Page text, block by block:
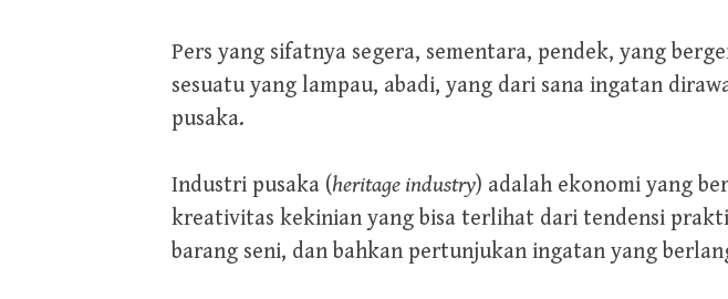
Pers yang sifatnya segera, sementara, pendek, yang
sesuatu yang lampau, abadi, yang dari sana ingatan
pusaka.
Industri pusaka (heritage industry) adalah ekonomi yang
kreativitas kekinian yang bisa terlihat dari tendensi
barang seni, dan bahkan pertunjukan ingatan yang